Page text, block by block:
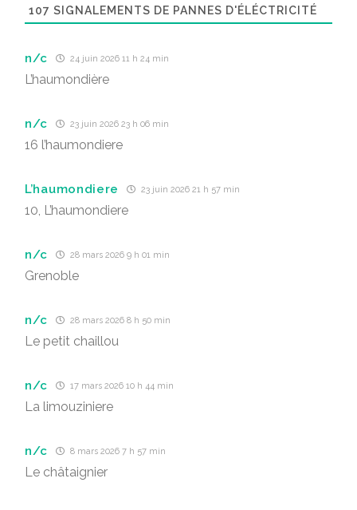
107 SIGNALEMENTS DE PANNES D'ÉLÉCTRICITÉ
n/c 24 juin 2026 11 h 24 min
L’haumondière
n/c 23 juin 2026 23 h 06 min
16 l’haumondiere
L’haumondiere 23 juin 2026 21 h 57 min
10, L’haumondiere
n/c 28 mars 2026 9 h 01 min
Grenoble
n/c 28 mars 2026 8 h 50 min
Le petit chaillou
n/c 17 mars 2026 10 h 44 min
La limouziniere
n/c 8 mars 2026 7 h 57 min
Le châtaignier